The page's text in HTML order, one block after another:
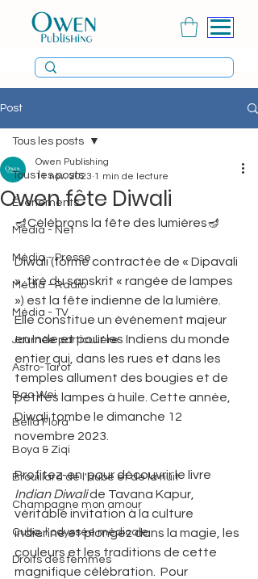
Post
Tous les posts
Évènements
Média - Net
Média - Presse
Média - Radio
Média - TV
Journée particulière
Astro-Tarot
Bao Wei
Bella Flora
Boya & Ziqi
Brouillard de l'aube et de la nuit
Champagne mon amour
Cuba, l'odyssée médicale
Droits des femmes
Tous les posts
Owen fête Diwali
Owen Publishing
11 nov. 2023 1 min de lecture
🪔Célébrons la fête des lumières🪔
Diwali (forme contractée de « Dipavali
», tiré du sanskrit « rangée de lampes
») est la fête indienne de la lumière.
Elle constitue un événement majeur
en Inde et pour les Indiens du monde
entier qui, dans les rues et dans les
temples allument des bougies et de
petites lampes à huile. Cette année,
Diwali tombe le dimanche 12
novembre 2023.
Profitez-en  pour découvrir le livre
Indian Diwali de Tavana Kapur,
véritable invitation à la culture
indienne et plongez dans la magie, les
couleurs et les traditions de cette
magnifique célébration.  Pour